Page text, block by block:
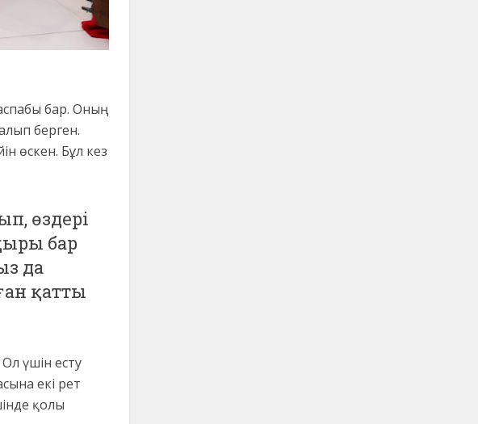
бар. Оның
берген.
өскен. Бұл кез
өздері
бар
да
қатты
үшін есту
екі рет
қолы